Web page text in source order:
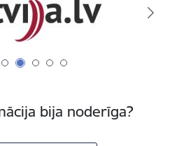
bija noderīga?